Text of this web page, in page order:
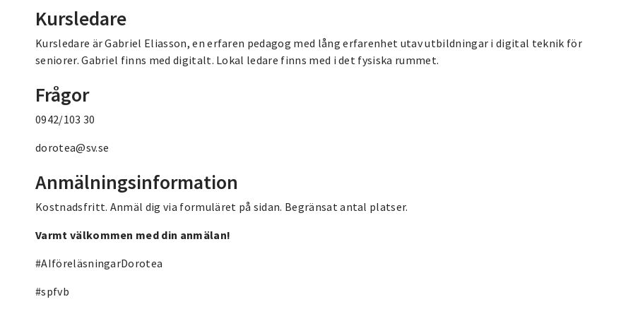
Kursledare
Kursledare är Gabriel Eliasson, en erfaren pedagog med lång erfarenhet utav utbildningar i digital teknik för
seniorer. Gabriel finns med digitalt. Lokal ledare finns med i det fysiska rummet.
Frågor
0942/103 30
dorotea@sv.se
Anmälningsinformation
Kostnadsfritt. Anmäl dig via formuläret på sidan. Begränsat antal platser.
Varmt välkommen med din anmälan!
#AIföreläsningarDorotea
#spfvb